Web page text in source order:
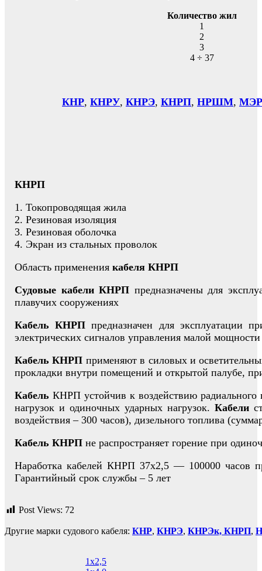
Количество жил
1
2
3
4 ÷ 37
КНР, КНРУ, КНРЭ, КНРП, НРШМ,
КНРП
1. Токопроводящая жила
2. Резиновая изоляция
3. Резиновая оболочка
4. Экран из стальных проволок
Область применения кабеля КНРП
Судовые кабели КНРП предназначены для
плавучих сооружениях
Кабель КНРП предназначен для
электрических сигналов управления малой
Кабель КНРП применяют в силовых и
прокладки внутри помещений и открытой палубе,
Кабель КНРП устойчив к воздействию
нагрузок и одиночных ударных нагрузок.Кабели
воздействия – 300 часов), дизельного топлива
Кабель КНРП не распространяет горение при
Наработка кабелей КНРП 37х2,5 — 100000 часов
Гарантийный срок службы – 5 лет
Post Views: 72
Другие марки судового кабеля: КНР, КНРЭ, КНРЭк, КНРП,
1х2,5